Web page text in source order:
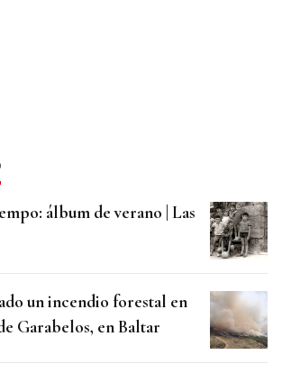
álbum de verano | Las
un incendio forestal en
Garabelos, en Baltar